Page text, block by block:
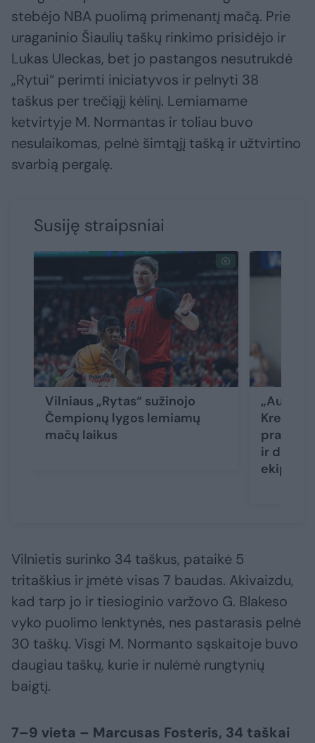
stebėjo NBA puolimą primenantį mačą. Prie
uraganinio Šiaulių taškų rinkimo prisidėjo ir
Lukas Uleckas, bet jo pastangos nesutrukdė
„Rytui“ perimti iniciatyvos ir pelnyti 38
taškus per trečiąjį kėlinį. Lemiamame
ketvirtyje M. Normantas ir toliau buvo
nesulaikomas, pelnė šimtąjį tašką ir užtvirtino
svarbią pergalę.
Susiję straipsniai
Vilniaus „Rytas“ sužinojo
Čempionų lygos lemiamų
mačų laikus
„Aukso
pradžią,
ir dar
ekipą
Vilnietis surinko 34 taškus, pataikė 5
tritaškius ir įmėtė visas 7 baudas. Akivaizdu,
kad tarp jo ir tiesioginio varžovo G. Blakeso
vyko puolimo lenktynės, nes pastarasis pelnė
30 taškų. Visgi M. Normanto sąskaitoje buvo
daugiau taškų, kurie ir nulėmė rungtynių
baigtį.
7–9 vieta – Marcusas Fosteris, 34 taškai